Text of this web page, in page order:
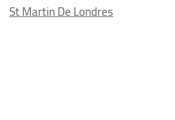
St Martin De Londres